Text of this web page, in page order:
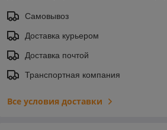
Самовывоз
Доставка курьером
Доставка почтой
Транспортная компания
Все условия доставки